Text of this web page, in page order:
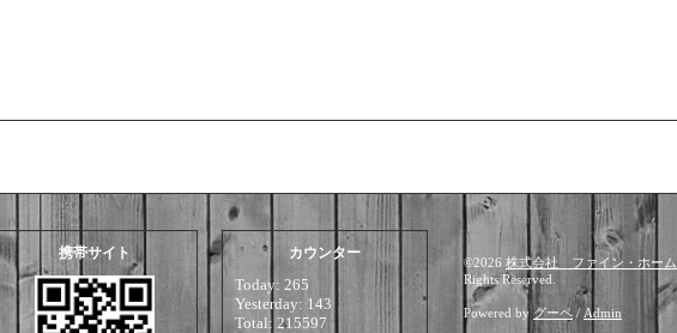
携帯サイト カウンター
Today: 265
Yesterday: 143
Total: 215597
©2026 株式会社 ファイン・ホーム
Rights Reserved.
Powered by グーペ / Admin